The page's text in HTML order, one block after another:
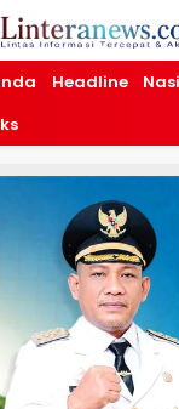
Informasi Tercepat
Headline